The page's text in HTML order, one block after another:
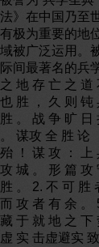
法》在中国乃至
有极为重要的地
域被广泛运用。
际间最著名的兵
之 地 存 亡 之
也 胜 ， 久 则 钝
胜 。 战 争 旷 日
。 谋攻 全 胜 论
殆 ！ 谋 攻 ： 上
攻 城 。 形 篇 攻
胜 。 2. 不 可 胜
而 攻 者 有 余 。
藏 于 就 地 之 下
虚 实 击虚避实